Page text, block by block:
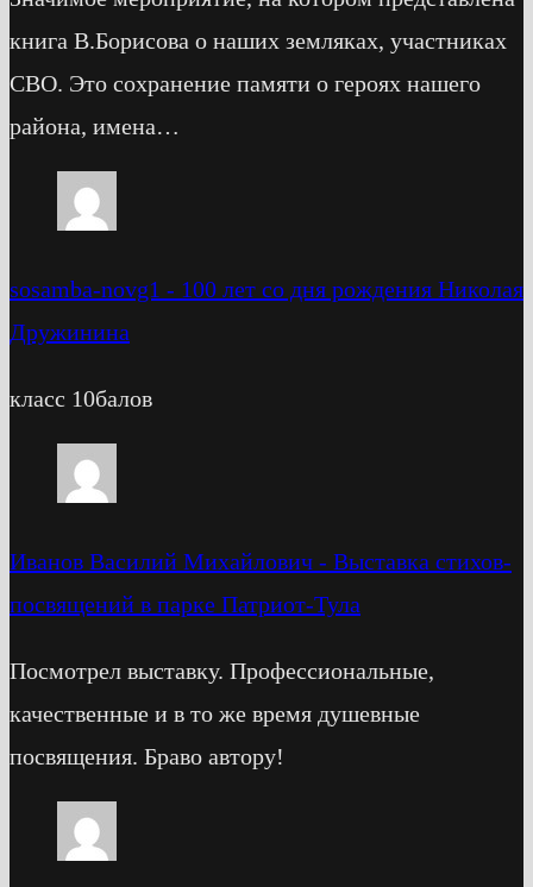
книга В.Борисова о наших земляках, участниках
СВО. Это сохранение памяти о героях нашего
района, имена…
sosamba-novg1 - 100 лет со дня рождения Николая
Дружинина
класс 10балов
Иванов Василий Михайлович - Выставка стихов-
посвящений в парке Патриот-Тула
Посмотрел выставку. Профессиональные,
качественные и в то же время душевные
посвящения. Браво автору!